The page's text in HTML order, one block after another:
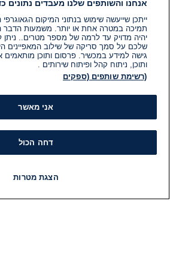
אנחנו והשותפים שלנו מעבדים נתונים
ייתכן שייעשה שימוש בנתוני המיקום
תמיכה במטרה אחת או יותר. משמעות הדבר
יהיה מדויק עד לרמה של מספר מטרים.. ניתן
שלכם על סמך סריקה של שילוב המאפיינים
גישה למידע במכשיר. פרסום ותוכן מותאמים
ותוכן, ניתוח קהל ופיתוח שירותים .
(רשימת שותפים (ספקים
אני מאשר
דחה הכול
הצגת מטרות